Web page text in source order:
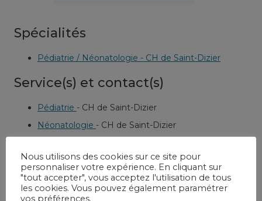
Spécialités
Pédiatrie / Néonatologie - CH de Saint-Dizier
Service(s) et contact(s)
Pédiatrie - CH de Saint-Dizier
Néonatologie - CH de Saint-Dizier
Consultations de pédiatrie-CH de Vitry-Le-François
Nous utilisons des cookies sur ce site pour
personnaliser votre expérience. En cliquant sur
"tout accepter", vous acceptez l'utilisation de tous
les cookies. Vous pouvez également paramétrer
vos préférences.